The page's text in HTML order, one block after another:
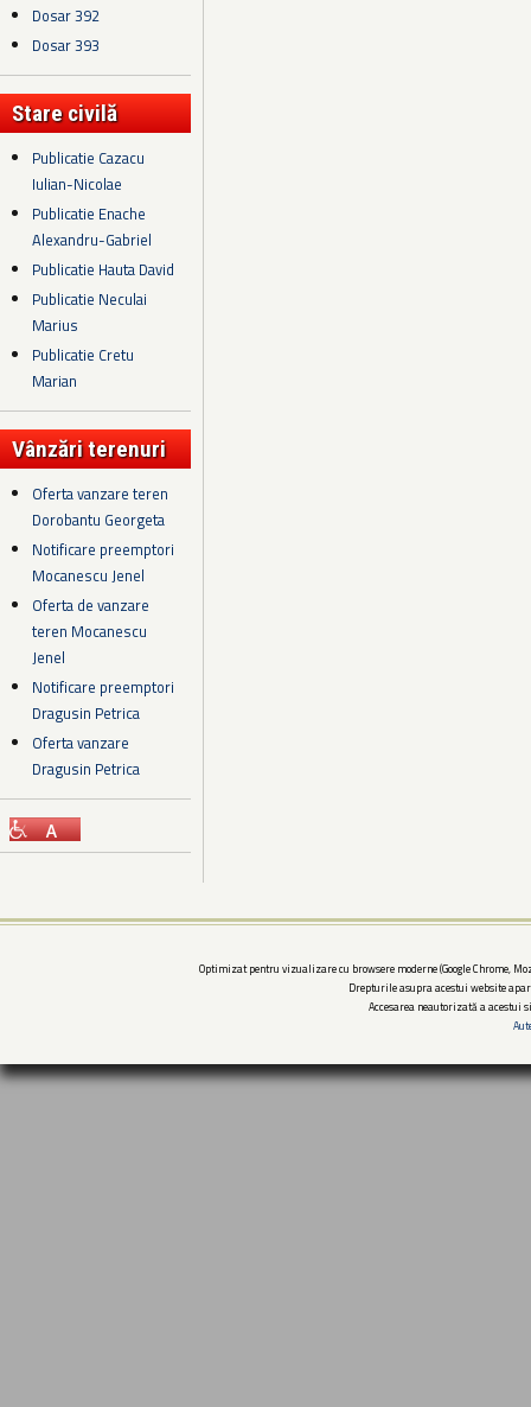
Dosar 392
Dosar 393
Stare civilă
Publicatie Cazacu
Iulian-Nicolae
Publicatie Enache
Alexandru-Gabriel
Publicatie Hauta David
Publicatie Neculai
Marius
Publicatie Cretu
Marian
Vânzări terenuri
Oferta vanzare teren
Dorobantu Georgeta
Notificare preemptori
Mocanescu Jenel
Oferta de vanzare
teren Mocanescu
Jenel
Notificare preemptori
Dragusin Petrica
Oferta vanzare
Dragusin Petrica
Optimizat pentru vizualizare cu browsere moderne (Google Chrome,
Drepturile asupra acestui website
Accesarea neautorizată a acestui